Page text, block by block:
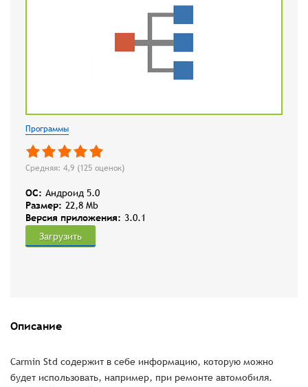
Программы
Средняя: 4,9 (125 оценок)
OC: Андроид 5.0
Размер: 22,8 Mb
Версия приложения: 3.0.1
Загрузить
Описание
Carmin Std содержит в себе информацию, которую можно
будет использовать, например, при ремонте автомобиля.